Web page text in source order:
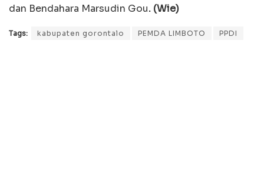
dan Bendahara Marsudin Gou. (Wie)
Tags: kabupaten gorontalo PEMDA LIMBOTO PPDI